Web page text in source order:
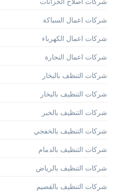
شركات اعمال السباكة
شركات اعمال الكهرباء
شركات اعمال النجارة
شركات التنظف بالبخار
شركات التنظيف بالبخار
شركات التنظيف بالخبر
شركات التنظيف بالخفجي
شركات التنظيف بالدمام
شركات التنظيف بالرياض
شركات التنظيف بالقصيم